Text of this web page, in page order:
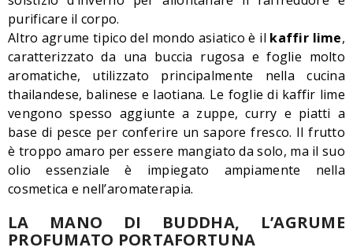
purificare il corpo.
Altro agrume tipico del mondo asiatico è il kaffir lime,
caratterizzato da una buccia rugosa e foglie molto
aromatiche, utilizzato principalmente nella cucina
thailandese, balinese e laotiana. Le foglie di kaffir lime
vengono spesso aggiunte a zuppe, curry e piatti a
base di pesce per conferire un sapore fresco. Il frutto
è troppo amaro per essere mangiato da solo, ma il suo
olio essenziale è impiegato ampiamente nella
cosmetica e nell’aromaterapia.
LA MANO DI BUDDHA, L’AGRUME
PROFUMATO PORTAFORTUNA